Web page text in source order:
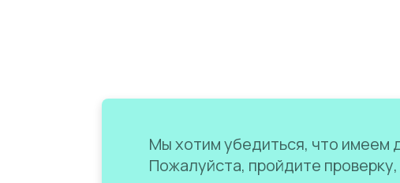
Мы хотим убедиться, что имеем
Пожалуйста, пройдите